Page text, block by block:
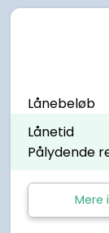
Lånebeløb
Lånetid
Pålydende
Mere